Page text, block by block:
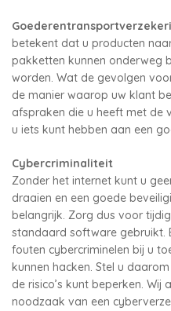
betekent dat u producten
pakketten kunnen onderweg
worden. Wat de gevolgen
de manier waarop uw klant
afspraken die u heeft met de
u iets kunt hebben aan een
Cybercriminaliteit
Zonder het internet kunt u
draaien en een goede
belangrijk. Zorg dus voor
standaard software gebruikt.
fouten cybercriminelen bij u
kunnen hacken. Stel u
de risico’s kunt beperken. Wij
noodzaak van een